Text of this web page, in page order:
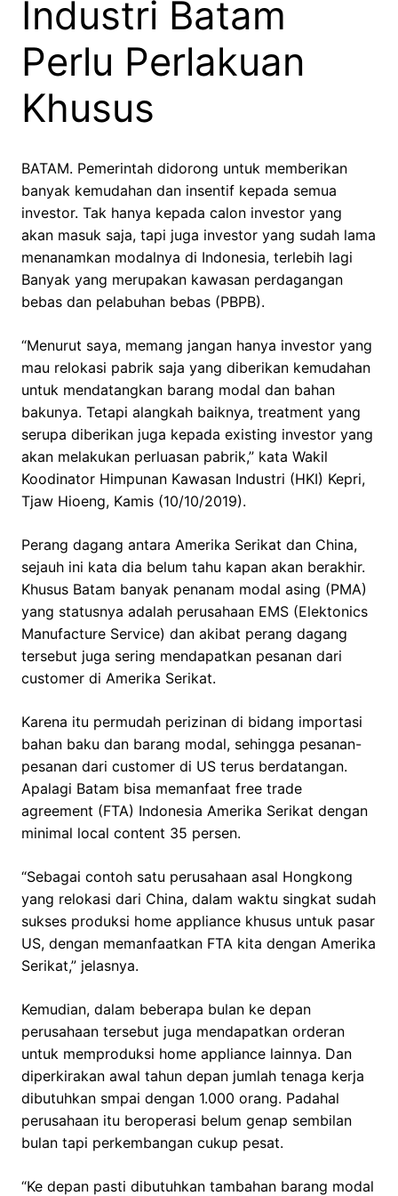
Industri Batam
Perlu Perlakuan
Khusus
BATAM. Pemerintah didorong untuk memberikan
banyak kemudahan dan insentif kepada semua
investor. Tak hanya kepada calon investor yang
akan masuk saja, tapi juga investor yang sudah lama
menanamkan modalnya di Indonesia, terlebih lagi
Banyak yang merupakan kawasan perdagangan
bebas dan pelabuhan bebas (PBPB).
“Menurut saya, memang jangan hanya investor yang
mau relokasi pabrik saja yang diberikan kemudahan
untuk mendatangkan barang modal dan bahan
bakunya. Tetapi alangkah baiknya, treatment yang
serupa diberikan juga kepada existing investor yang
akan melakukan perluasan pabrik,” kata Wakil
Koodinator Himpunan Kawasan Industri (HKI) Kepri,
Tjaw Hioeng, Kamis (10/10/2019).
Perang dagang antara Amerika Serikat dan China,
sejauh ini kata dia belum tahu kapan akan berakhir.
Khusus Batam banyak penanam modal asing (PMA)
yang statusnya adalah perusahaan EMS (Elektonics
Manufacture Service) dan akibat perang dagang
tersebut juga sering mendapatkan pesanan dari
customer di Amerika Serikat.
Karena itu permudah perizinan di bidang importasi
bahan baku dan barang modal, sehingga pesanan-
pesanan dari customer di US terus berdatangan.
Apalagi Batam bisa memanfaat free trade
agreement (FTA) Indonesia Amerika Serikat dengan
minimal local content 35 persen.
“Sebagai contoh satu perusahaan asal Hongkong
yang relokasi dari China, dalam waktu singkat sudah
sukses produksi home appliance khusus untuk pasar
US, dengan memanfaatkan FTA kita dengan Amerika
Serikat,” jelasnya.
Kemudian, dalam beberapa bulan ke depan
perusahaan tersebut juga mendapatkan orderan
untuk memproduksi home appliance lainnya. Dan
diperkirakan awal tahun depan jumlah tenaga kerja
dibutuhkan smpai dengan 1.000 orang. Padahal
perusahaan itu beroperasi belum genap sembilan
bulan tapi perkembangan cukup pesat.
“Ke depan pasti dibutuhkan tambahan barang modal